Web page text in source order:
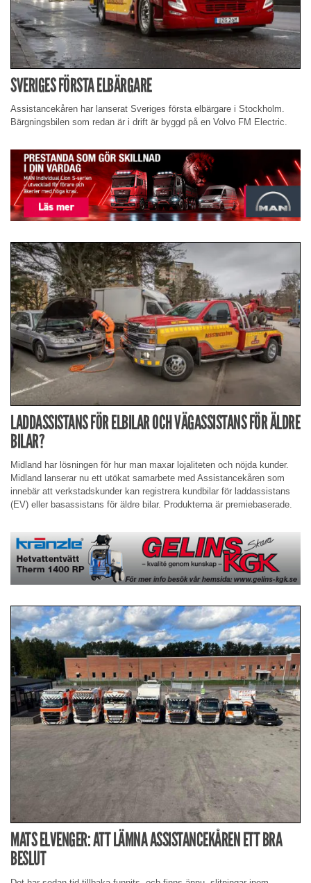
SVERIGES FÖRSTA ELBÄRGARE
Assistancekåren har lanserat Sveriges första elbärgare i Stockholm.
Bärgningsbilen som redan är i drift är byggd på en Volvo FM Electric.
LADDASSISTANS FÖR ELBILAR OCH VÄGASSISTANS FÖR ÄLDRE
BILAR?
Midland har lösningen för hur man maxar lojaliteten och nöjda kunder.
Midland lanserar nu ett utökat samarbete med Assistancekåren som
innebär att verkstadskunder kan registrera kundbilar för laddassistans
(EV) eller basassistans för äldre bilar. Produkterna är premiebaserade.
MATS ELVENGER: ATT LÄMNA ASSISTANCEKÅREN ETT BRA
BESLUT